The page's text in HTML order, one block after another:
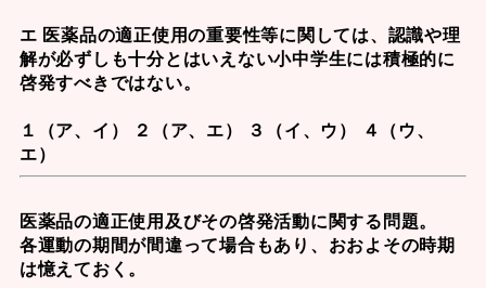
エ 医薬品の適正使用の重要性等に関しては、認識や理
解が必ずしも十分とはいえない小中学生には積極的に
啓発すべきではない。
１（ア、イ） ２（ア、エ） ３（イ、ウ） ４（ウ、
エ）
医薬品の適正使用及びその啓発活動に関する問題。
各運動の期間が間違って場合もあり、おおよその時期
は憶えておく。